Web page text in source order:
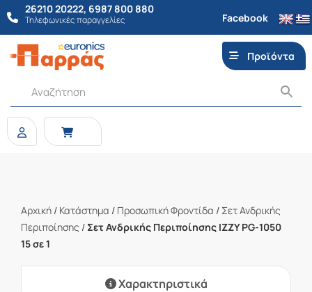
26210 20222, 6987 800 880
Τηλεφωνικές παραγγελίες Facebook
Προϊόντα
Αρχική / Κατάστημα / Προσωπική Φροντίδα / Σετ Ανδρικής
Περιποίησης / Σετ Ανδρικής Περιποίησης IZZY PG-1050
15 σε 1
Χαρακτηριστικά